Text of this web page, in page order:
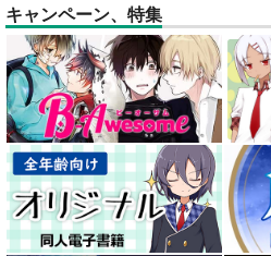
キャンペーン、特集